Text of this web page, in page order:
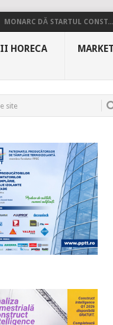
MONARC DĂ STARTUL CONST...
HORECA